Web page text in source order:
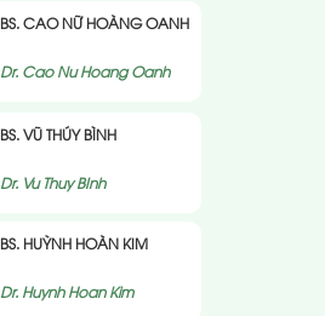
BS. CAO NỮ HOÀNG OANH
Dr. Cao Nu Hoang Oanh
BS. VŨ THÚY BÌNH
Dr. Vu Thuy BInh
BS. HUỲNH HOÀN KIM
Dr. Huynh Hoan Kim